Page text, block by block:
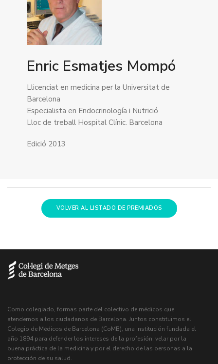
Enric Esmatjes Mompó
Llicenciat en medicina per la Universitat de
Barcelona
Especialista en Endocrinología i Nutrició
Lloc de treball Hospital Clínic. Barcelona
Edició 2013
VOLVER AL LISTADO DE PREMIADOS
Como colegiado, formas parte del colectivo de médicos que
atendemos a los ciudadanos de Barcelona. Juntos constituimos el
Colegio de Médicos de Barcelona (CoMB), una institución fundada el
año 1894 para defender los intereses de la profesión, velar por la
buena práctica de la medicina y por el derecho de las personas a la
protección de su salud.